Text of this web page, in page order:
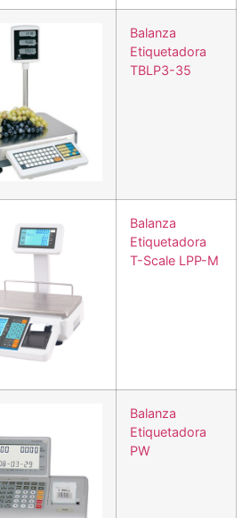
Balanza
Etiquetadora
TBLP3-35
Balanza
Etiquetadora
T-Scale LPP-M
Balanza
Etiquetadora
PW